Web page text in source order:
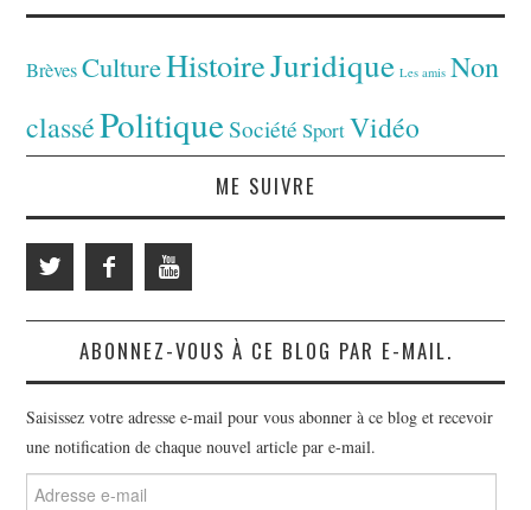
Brèves CultureHistoireJuridique Les amis Non
classéPolitiqueSociété SportVidéo
ME SUIVRE
ABONNEZ-VOUS À CE BLOG PAR E-MAIL.
Saisissez votre adresse e-mail pour vous abonner à ce blog et recevoir
une notification de chaque nouvel article par e-mail.